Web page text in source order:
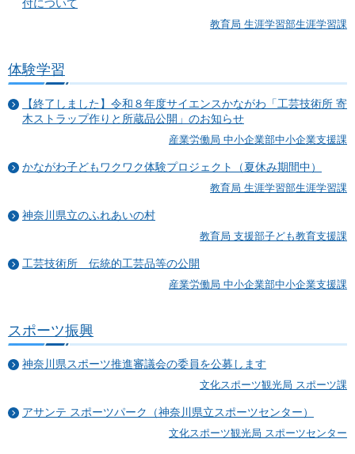
付について
教育局 生涯学習部生涯学習課
体験学習
【終了しました】令和８年度サイエンスかながわ「工芸技術所 寄
木ストラップ作りと所蔵品公開」のお知らせ
産業労働局 中小企業部中小企業支援課
かながわ子どもワクワク体験プロジェクト（夏休み期間中）
教育局 生涯学習部生涯学習課
神奈川県立のふれあいの村
教育局 支援部子ども教育支援課
工芸技術所 伝統的工芸品等の公開
産業労働局 中小企業部中小企業支援課
スポーツ振興
神奈川県スポーツ推進審議会の委員を公募します
文化スポーツ観光局 スポーツ課
アサンテ スポーツパーク（神奈川県立スポーツセンター）
文化スポーツ観光局 スポーツセンター